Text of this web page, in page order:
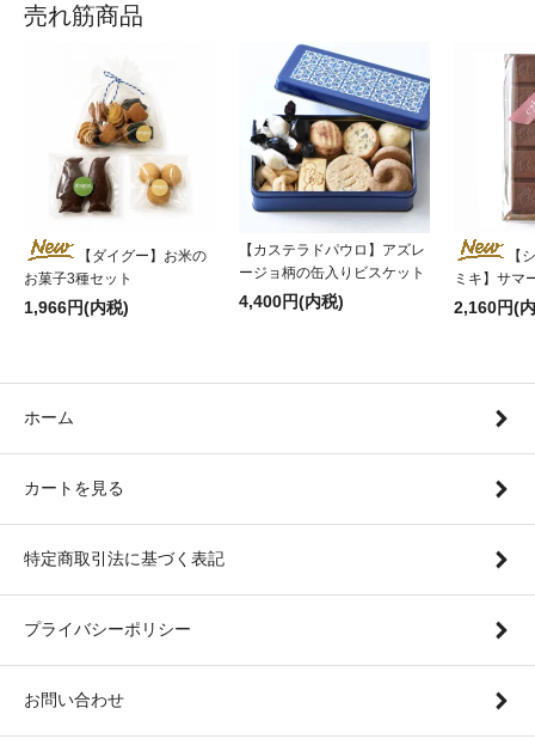
売れ筋商品
【ダイグー】お米の
お菓子3種セット
1,966円(内税)
【カステラドパウロ】アズレ
ージョ柄の缶入りビスケット
4,400円(内税)
【
ミキ】サマ
2,160円(
ホーム
カートを見る
特定商取引法に基づく表記
プライバシーポリシー
お問い合わせ